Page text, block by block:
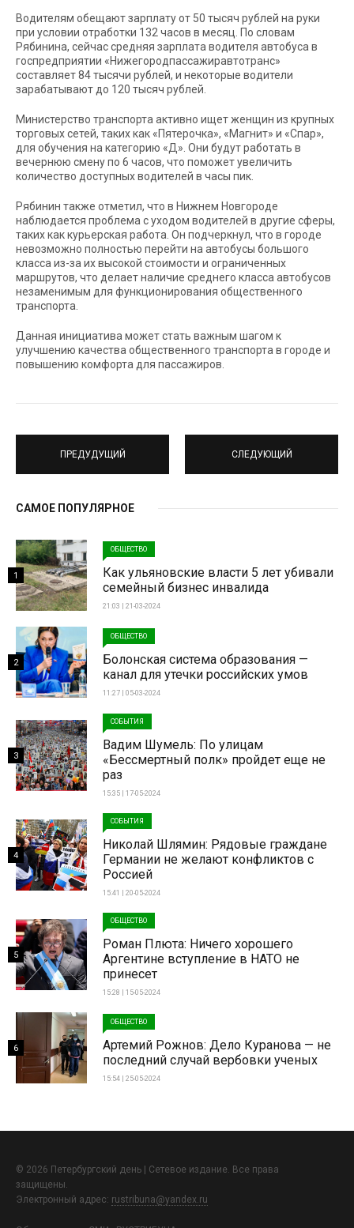
Водителям обещают зарплату от 50 тысяч рублей на руки
при условии отработки 132 часов в месяц. По словам
Рябинина, сейчас средняя зарплата водителя автобуса в
госпредприятии «Нижегородпассажиравтотранс»
составляет 84 тысячи рублей, и некоторые водители
зарабатывают до 120 тысяч рублей.
Министерство транспорта активно ищет женщин из крупных
торговых сетей, таких как «Пятерочка», «Магнит» и «Спар»,
для обучения на категорию «Д». Они будут работать в
вечернюю смену по 6 часов, что поможет увеличить
количество доступных водителей в часы пик.
Рябинин также отметил, что в Нижнем Новгороде
наблюдается проблема с уходом водителей в другие сферы,
таких как курьерская работа. Он подчеркнул, что в городе
невозможно полностью перейти на автобусы большого
класса из-за их высокой стоимости и ограниченных
маршрутов, что делает наличие среднего класса автобусов
незаменимым для функционирования общественного
транспорта.
Данная инициатива может стать важным шагом к
улучшению качества общественного транспорта в городе и
повышению комфорта для пассажиров.
ПРЕДУДУЩИЙ СЛЕДУЮЩИЙ
САМОЕ ПОПУЛЯРНОЕ
ОБЩЕСТВО
Как ульяновские власти 5 лет убивали
семейный бизнес инвалида
21:03 | 21-03-2024
1
ОБЩЕСТВО
Болонская система образования —
канал для утечки российских умов
11:27 | 05-03-2024
2
СОБЫТИЯ
Вадим Шумель: По улицам
«Бессмертный полк» пройдет еще не
раз
15:35 | 17-05-2024
3
СОБЫТИЯ
Николай Шлямин: Рядовые граждане
Германии не желают конфликтов с
Россией
15:41 | 20-05-2024
4
ОБЩЕСТВО
Роман Плюта: Ничего хорошего
Аргентине вступление в НАТО не
принесет
15:28 | 15-05-2024
5
ОБЩЕСТВО
Артемий Рожнов: Дело Куранова — не
последний случай вербовки ученых
15:54 | 25-05-2024
6
© 2026 Петербургский день | Сетевое издание. Все права
защищены.
Электронный адрес: rustribuna@yandex.ru